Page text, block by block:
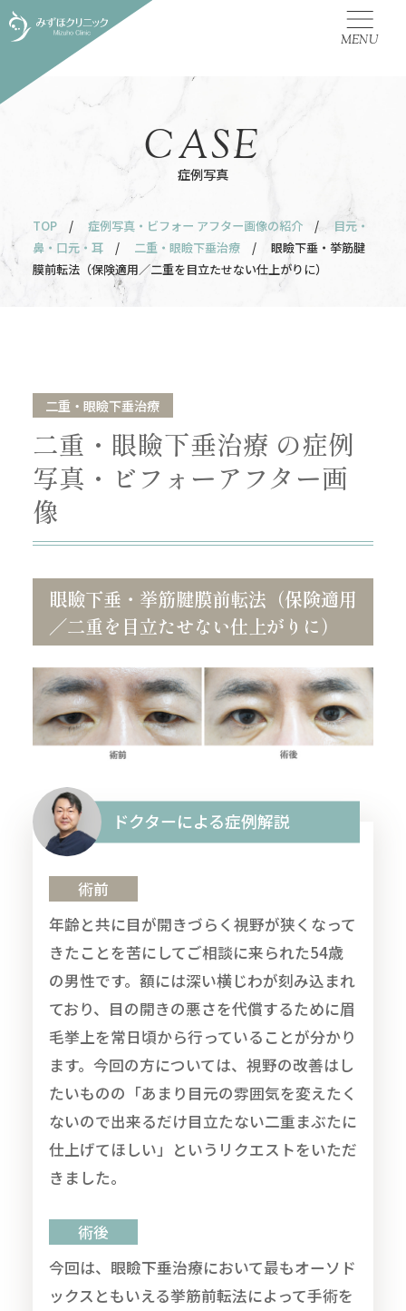
MENU
症例写真
CASE
TOP / 症例写真・ビフォー アフター画像の紹介 /
目元・
鼻・口元・耳
/ 二重・眼瞼下垂治療
/ 眼瞼下垂・挙筋腱
膜前転法（保険適用／二重を目立たせない仕上がりに）
二重・眼瞼下垂治療
二重・眼瞼下垂治療 の症例
写真・ビフォーアフター画
像
眼瞼下垂・挙筋腱膜前転法（保険適用
／二重を目立たせない仕上がりに）
ドクターによる症例解説
術前
年齢と共に目が開きづらく視野が狭くなって
きたことを苦にしてご相談に来られた54歳
の男性です。額には深い横じわが刻み込まれ
ており、目の開きの悪さを代償するために眉
毛挙上を常日頃から行っていることが分かり
ます。今回の方については、視野の改善はし
たいものの「あまり目元の雰囲気を変えたく
ないので出来るだけ目立たない二重まぶたに
仕上げてほしい」というリクエストをいただ
きました。
術後
今回は、眼瞼下垂治療において最もオーソド
ックスともいえる挙筋前転法によって手術を